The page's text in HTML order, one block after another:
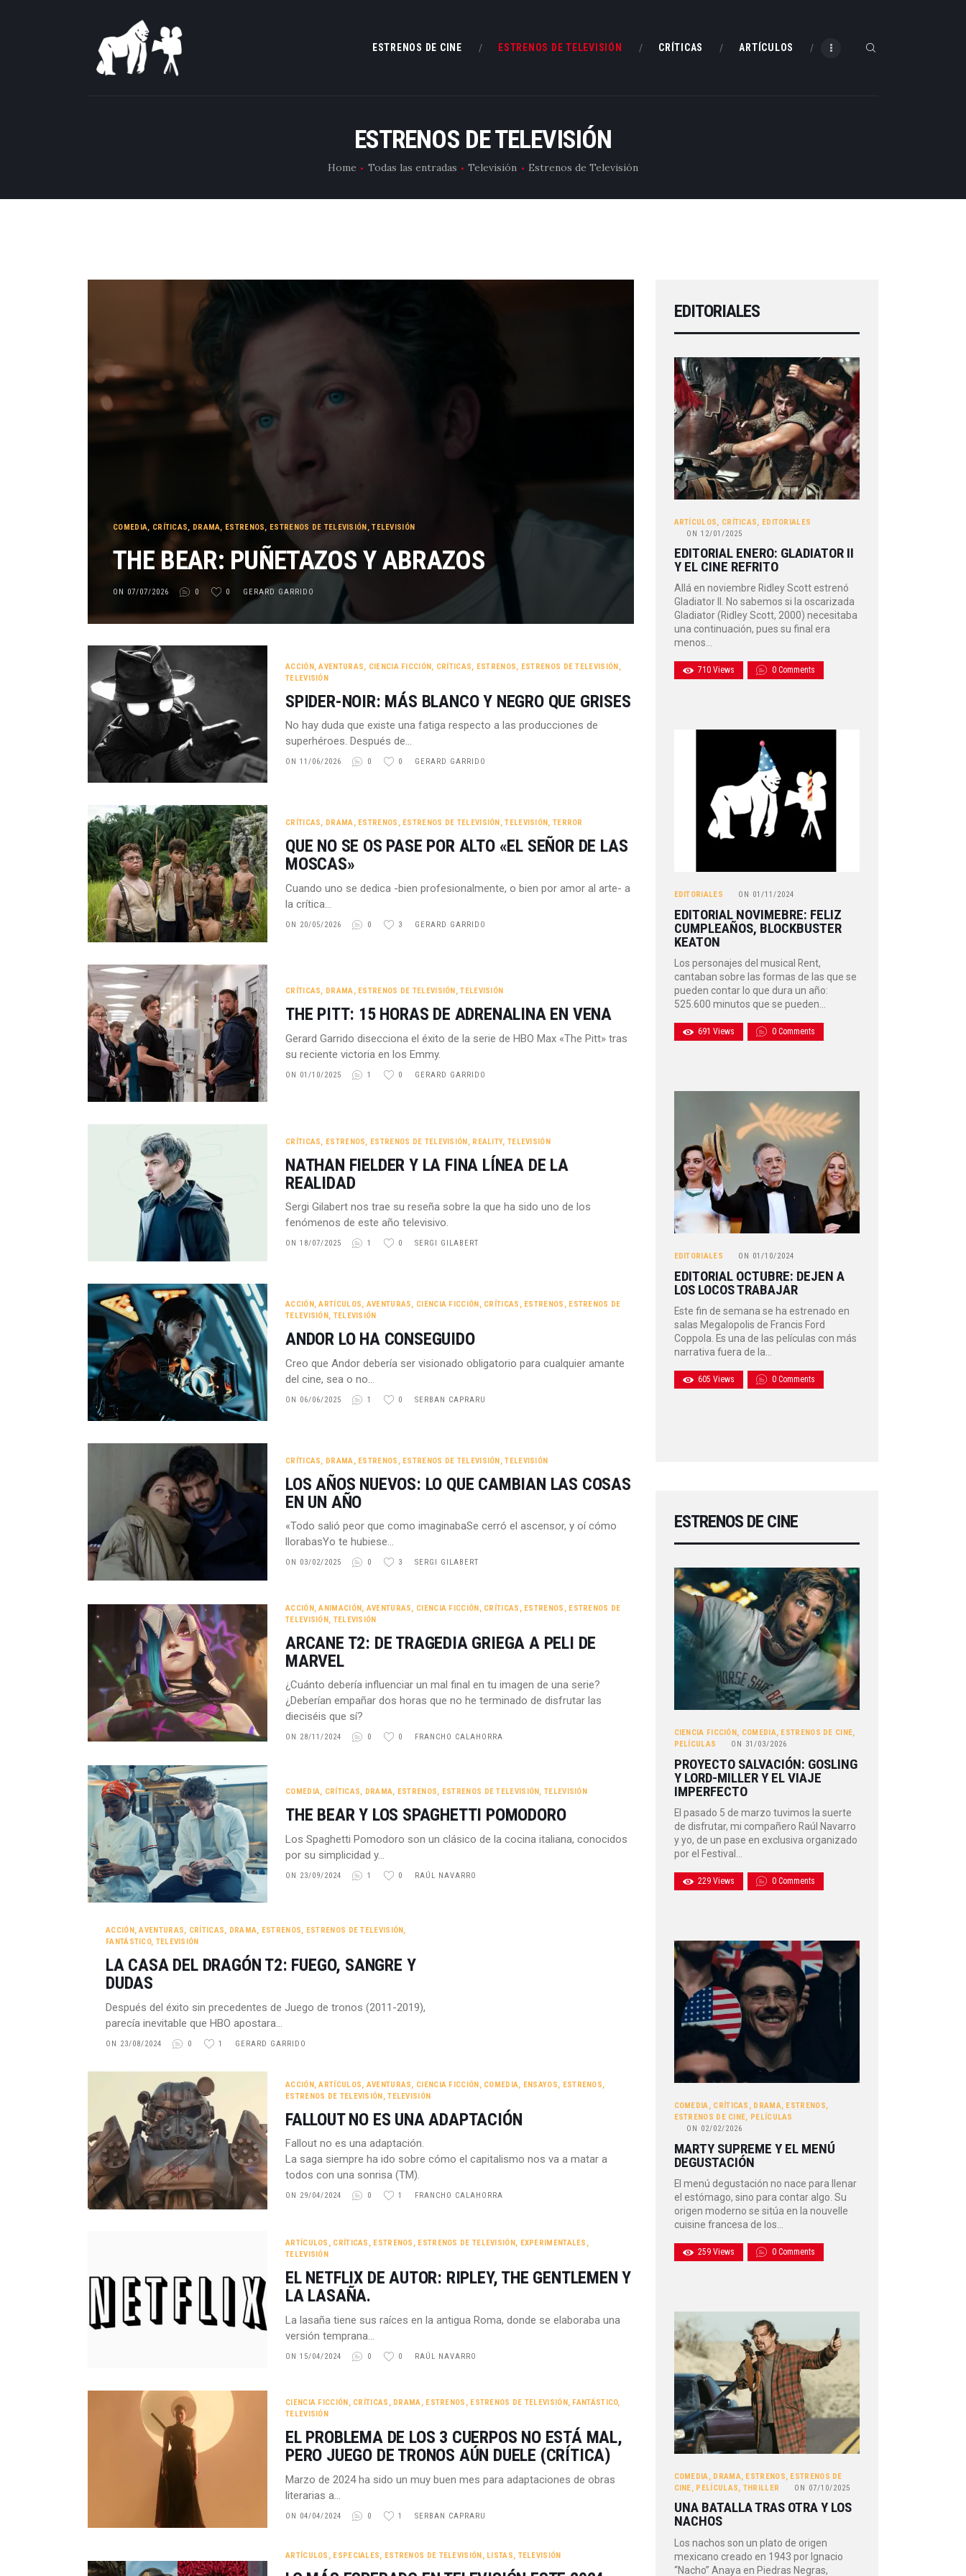
ESTRENOS DE CINE ESTRENOS DE TELEVISIÓN CRÍTICAS ARTÍCULOS
ESTRENOS DE TELEVISIÓN
Home Todas las entradas Televisión Estrenos de Televisión
ARTÍCULOS
EQUIPO DE BBK
COMEDIA, CRÍTICAS, DRAMA, ESTRENOS, ESTRENOS DE TELEVISIÓN ,TELEVISIÓN
THE BEAR: PUÑETAZOS Y ABRAZOS
ON 07/07/2026 0 0 GERARD GARRIDO
ACCIÓN,AVENTURAS CIENCIA FICCIÓN CRÍTICAS ESTRENOS ESTRENOS DE TELEVISIÓN
TELEVISIÓN
SPIDER-NOIR: MÁS BLANCO Y NEGRO QUE GRISES
No hay duda que existe una fatiga respecto a las producciones de
superhéroes. Después de…
ON 11/06/2026 0 0 GERARD GARRIDO
CRÍTICAS, DRAMA, ESTRENOS , ESTRENOS DE TELEVISIÓN,TELEVISIÓN, TERROR
QUE NO SE OS PASE POR ALTO «EL SEÑOR DE LAS
MOSCAS»
Cuando uno se dedica -bien profesionalmente, o bien por amor al arte- a
la crítica…
ON 20/05/2026 0 3 GERARD GARRIDO
CRÍTICAS, DRAMA, ESTRENOS DE TELEVISIÓN ,TELEVISIÓN
THE PITT: 15 HORAS DE ADRENALINA EN VENA
Gerard Garrido disecciona el éxito de la serie de HBO Max «The Pitt» tras
su reciente victoria en los Emmy.
ON 01/10/2025 1 0 GERARD GARRIDO
CRÍTICAS, ESTRENOS, ESTRENOS DE TELEVISIÓN, REALITY, TELEVISIÓN
NATHAN FIELDER Y LA FINA LÍNEA DE LA
REALIDAD
Sergi Gilabert nos trae su reseña sobre la que ha sido uno de los
fenómenos de este año televisivo.
ON 18/07/2025 1 0 SERGI GILABERT
ACCIÓN ,ARTÍCULOS, AVENTURAS, CIENCIA FICCIÓN , CRÍTICAS , ESTRENOS , ESTRENOS DE
TELEVISIÓN , TELEVISIÓN
ANDOR LO HA CONSEGUIDO
Creo que Andor debería ser visionado obligatorio para cualquier amante
del cine, sea o no…
ON 06/06/2025 1 0 SERBAN CAPRARU
CRÍTICAS, DRAMA, ESTRENOS , ESTRENOS DE TELEVISIÓN,TELEVISIÓN
LOS AÑOS NUEVOS: LO QUE CAMBIAN LAS COSAS
EN UN AÑO
«Todo salió peor que como imaginabaSe cerró el ascensor, y oí cómo
llorabasYo te hubiese…
ON 03/02/2025 0 3 SERGI GILABERT
ACCIÓN,ANIMACIÓN, AVENTURAS, CIENCIA FICCIÓN, CRÍTICAS , ESTRENOS , ESTRENOS DE
TELEVISIÓN, TELEVISIÓN
ARCANE T2: DE TRAGEDIA GRIEGA A PELI DE
MARVEL
¿Cuánto debería influenciar un mal final en tu imagen de una serie?
¿Deberían empañar dos horas que no he terminado de disfrutar las
dieciséis que sí?
ON 28/11/2024 0 0 FRANCHO CALAHORRA
COMEDIA, CRÍTICAS, DRAMA, ESTRENOS, ESTRENOS DE TELEVISIÓN ,TELEVISIÓN
THE BEAR Y LOS SPAGHETTI POMODORO
Los Spaghetti Pomodoro son un clásico de la cocina italiana, conocidos
por su simplicidad y…
ON 23/09/2024 1 0 RAÚL NAVARRO
ACCIÓN,AVENTURAS, CRÍTICAS, DRAMA, ESTRENOS, ESTRENOS DE TELEVISIÓN,
FANTÁSTICO, TELEVISIÓN
LA CASA DEL DRAGÓN T2: FUEGO, SANGRE Y
DUDAS
Después del éxito sin precedentes de Juego de tronos (2011-2019),
parecía inevitable que HBO apostara…
ON 23/08/2024 0 1 GERARD GARRIDO
ACCIÓN,ARTÍCULOS, AVENTURAS, CIENCIA FICCIÓN, COMEDIA, ENSAYOS, ESTRENOS,
ESTRENOS DE TELEVISIÓN,TELEVISIÓN
FALLOUT NO ES UNA ADAPTACIÓN
Fallout no es una adaptación.
La saga siempre ha ido sobre cómo el capitalismo nos va a matar a
todos con una sonrisa (TM).
ON 29/04/2024 0 1 FRANCHO CALAHORRA
ARTÍCULOS , CRÍTICAS , ESTRENOS , ESTRENOS DE TELEVISIÓN , EXPERIMENTALES ,
TELEVISIÓN
EL NETFLIX DE AUTOR: RIPLEY, THE GENTLEMEN Y
LA LASAÑA.
La lasaña tiene sus raíces en la antigua Roma, donde se elaboraba una
versión temprana…
ON 15/04/2024 0 0 RAÚL NAVARRO
CIENCIA FICCIÓN, CRÍTICAS , DRAMA, ESTRENOS , ESTRENOS DE TELEVISIÓN, FANTÁSTICO,
TELEVISIÓN
EL PROBLEMA DE LOS 3 CUERPOS NO ESTÁ MAL,
PERO JUEGO DE TRONOS AÚN DUELE (CRÍTICA)
Marzo de 2024 ha sido un muy buen mes para adaptaciones de obras
literarias a…
ON 04/04/2024 0 1 SERBAN CAPRARU
ARTÍCULOS , ESPECIALES, ESTRENOS DE TELEVISIÓN , LISTAS, TELEVISIÓN
EDITORIALES
ARTÍCULOS CRÍTICAS
EDITORIALES
ON 12/01/2025
EDITORIAL ENERO: GLADIATOR II
Y EL CINE REFRITO
Allá en noviembre Ridley Scott estrenó
Gladiator II. No sabemos si la oscarizada
Gladiator (Ridley Scott, 2000) necesitaba
una continuación, pues su final era
menos…
710 Views 0 Comments
EDITORIALES ON 01/11/2024
EDITORIAL NOVIMEBRE: FELIZ
CUMPLEAÑOS, BLOCKBUSTER
KEATON
Los personajes del musical Rent,
cantaban sobre las formas de las que se
pueden contar lo que dura un año:
525.600 minutos que se pueden…
691 Views 0 Comments
EDITORIALES ON 01/10/2024
EDITORIAL OCTUBRE: DEJEN A
LOS LOCOS TRABAJAR
Este fin de semana se ha estrenado en
salas Megalopolis de Francis Ford
Coppola. Es una de las películas con más
narrativa fuera de la…
605 Views 0 Comments
ESTRENOS DE CINE
CIENCIA FICCIÓN, COMEDIA, ESTRENOS DE CINE,
PELÍCULAS
ON 31/03/2026
PROYECTO SALVACIÓN: GOSLING
Y LORD-MILLER Y EL VIAJE
IMPERFECTO
El pasado 5 de marzo tuvimos la suerte
de disfrutar, mi compañero Raúl Navarro
y yo, de un pase en exclusiva organizado
por el Festival…
229 Views 0 Comments
COMEDIA, CRÍTICAS , DRAMA, ESTRENOS,
ESTRENOS DE CINE, PELÍCULAS
ON 02/02/2026
MARTY SUPREME Y EL MENÚ
DEGUSTACIÓN
El menú degustación no nace para llenar
el estómago, sino para contar algo. Su
origen moderno se sitúa en la nouvelle
cuisine francesa de los…
259 Views 0 Comments
COMEDIA DRAMA ESTRENOS
ESTRENOS DE
CINE
PELÍCULAS THRILLER ON 07/10/2025
UNA BATALLA TRAS OTRA Y LOS
NACHOS
Los nachos son un plato de origen
mexicano creado en 1943 por Ignacio
“Nacho” Anaya en Piedras Negras,